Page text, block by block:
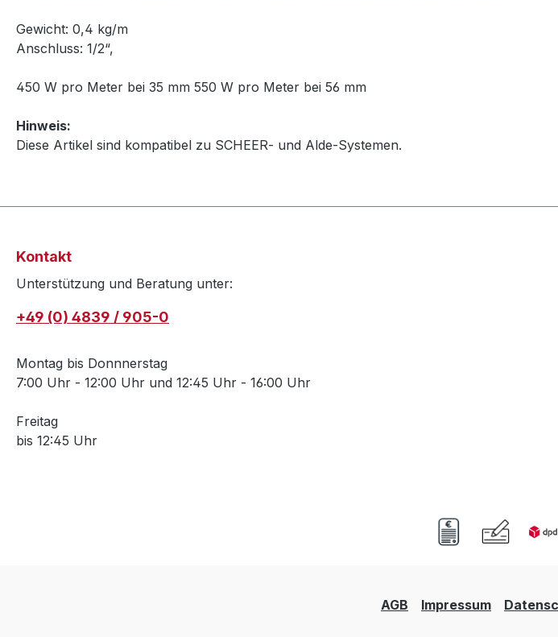
Gewicht: 0,4 kg/m
Anschluss: 1/2“,
450 W pro Meter bei 35 mm 550 W pro Meter bei 56 mm
Hinweis:
Diese Artikel sind kompatibel zu SCHEER- und Alde-Systemen.
Kontakt
Unterstützung und Beratung unter:
+49 (0) 4839 / 905-0
Montag bis Donnnerstag
7:00 Uhr - 12:00 Uhr und 12:45 Uhr - 16:00 Uhr
Freitag
bis 12:45 Uhr
AGB Impressum